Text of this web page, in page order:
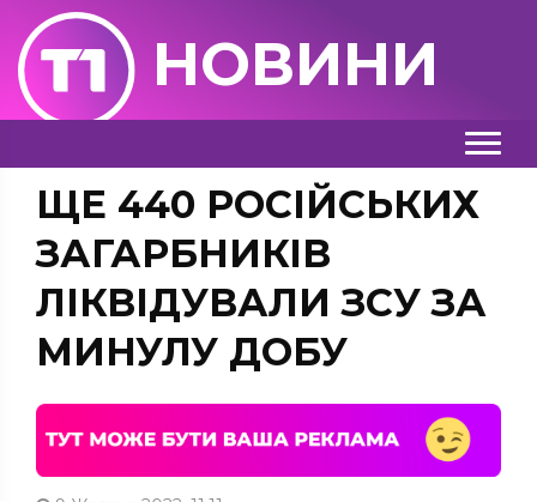
НОВИНИ
ЩЕ 440 РОСІЙСЬКИХ
ЗАГАРБНИКІВ
ЛІКВІДУВАЛИ ЗСУ ЗА
МИНУЛУ ДОБУ